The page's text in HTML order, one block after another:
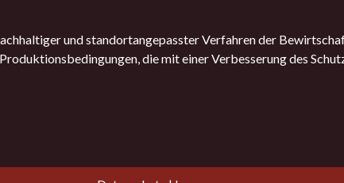
und standortangepasster Verfahren der
die mit einer Verbesserung des